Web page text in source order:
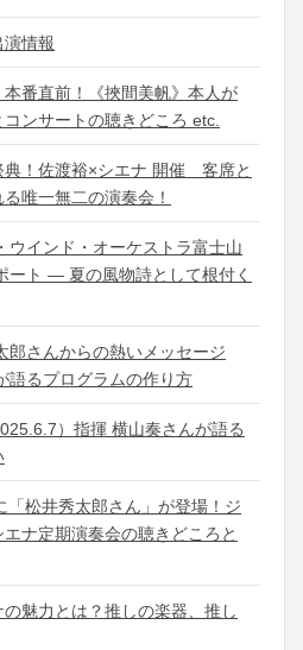
演情報
本番直前！《挾間美帆》本人が
ンサートの聴きどころ etc.
典！佐渡裕×シエナ 開催 客席と
唯一無二の演奏会！
ウインド・オーケストラ富士山
ート ― 夏の風物詩として根付く
郎さんからの熱いメッセージ
語るプログラムの作り方
）指揮 横山奏さんが語る
「松井秀太郎さん」が登場！ジ
ナ定期演奏会の聴きどころと
魅力とは？推しの楽器、推し